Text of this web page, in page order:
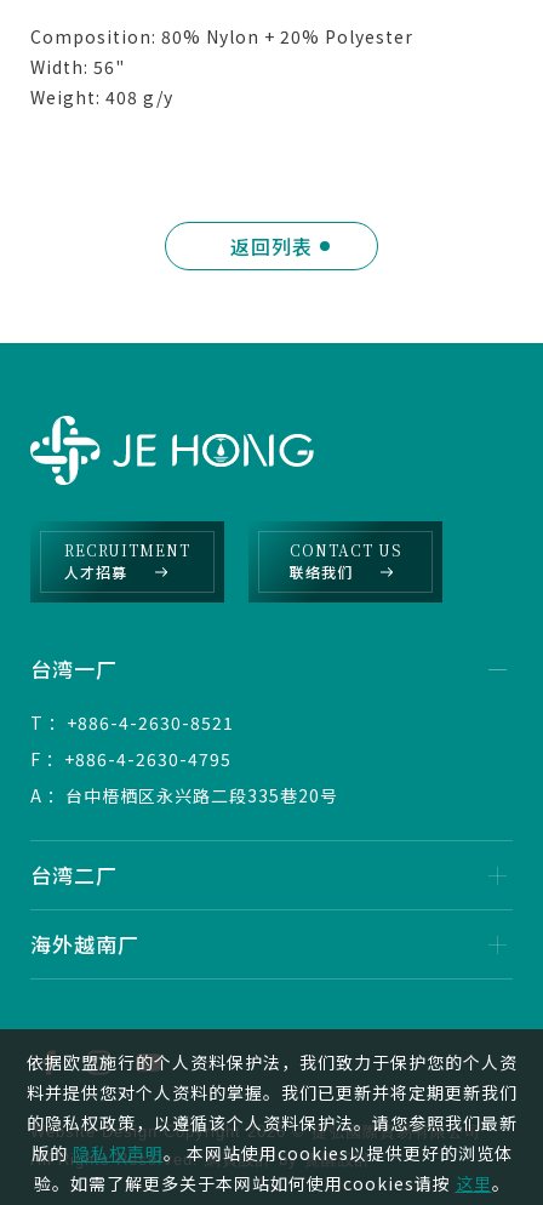
Composition: 80% Nylon + 20% Polyester
Width: 56"
Weight: 408 g/y
返回列表
RECRUITMENT
人才招募
CONTACT US
联络我们
台湾一厂
T ：+886-4-2630-8521
F ：+886-4-2630-4795
A ：台中梧栖区永兴路二段335巷20号
台湾二厂
海外越南厂
Website DesignCopyright 2026 © 捷弘國際貿易有限公司
All Rights Reserved. 網頁設計by覺醒設計
依据欧盟施行的个人资料保护法，我们致力于保护您的个人资
料并提供您对个人资料的掌握。我们已更新并将定期更新我们
的隐私权政策，以遵循该个人资料保护法。请您参照我们最新
版的隐私权声明。 本网站使用cookies以提供更好的浏览体
验。如需了解更多关于本网站如何使用cookies请按 这里。